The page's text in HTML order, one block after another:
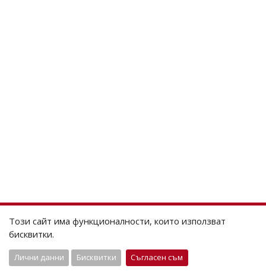
Този сайт има функционалности, които използват
бисквитки.
Лични данни Бисквитки Съгласен съм